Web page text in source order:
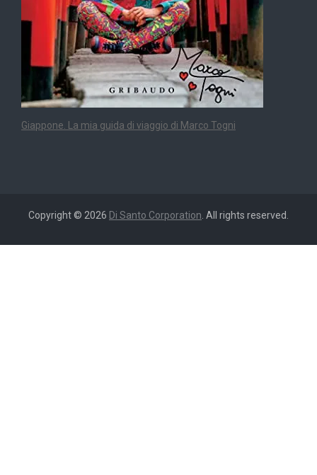
Giappone. La mia guida di viaggio di Marco Togni
Copyright © 2026 Di Santo Corporation. All rights reserved.